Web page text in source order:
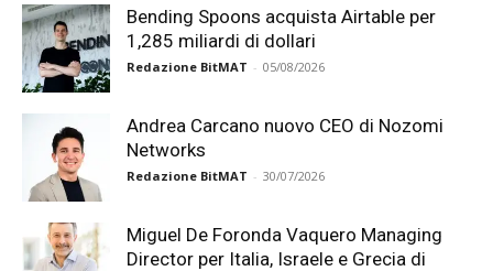
Bending Spoons acquista Airtable per
1,285 miliardi di dollari
Redazione BitMAT - 05/08/2026
Andrea Carcano nuovo CEO di Nozomi
Networks
Redazione BitMAT - 30/07/2026
Miguel De Foronda Vaquero Managing
Director per Italia, Israele e Grecia di